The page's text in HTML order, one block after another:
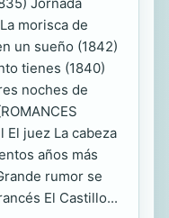
morisca de
un sueño (1842)
tienes (1840)
noches de
El juez La cabeza
años más
rumor se
El Castillo...